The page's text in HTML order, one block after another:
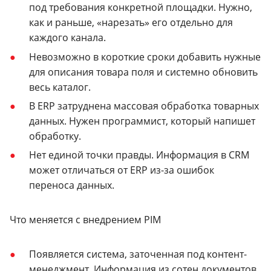
под требования конкретной площадки. Нужно,
как и раньше, «нарезать» его отдельно для
каждого канала.
Невозможно в короткие сроки добавить нужные
для описания товара поля и системно обновить
весь каталог.
В ERP затруднена массовая обработка товарных
данных. Нужен программист, который напишет
обработку.
Нет единой точки правды. Информация в CRM
может отличаться от ERP из-за ошибок
переноса данных.
Что меняется с внедрением PIM
Появляется система, заточенная под контент-